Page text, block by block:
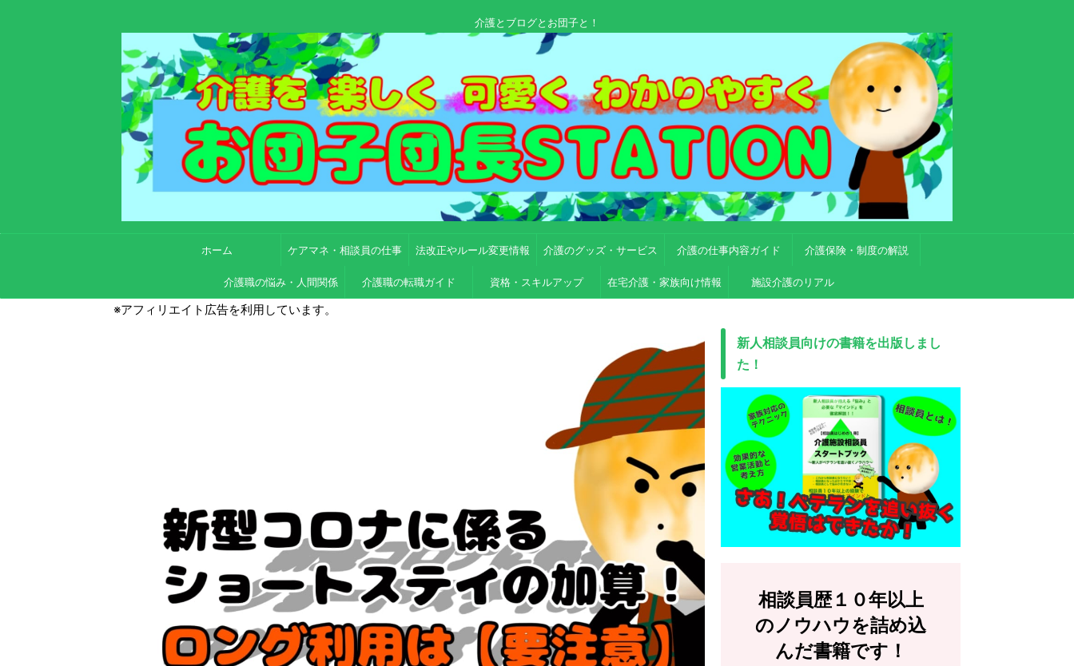
介護とブログとお団子と！
ホーム ケアマネ・相談員の仕事 法改正やルール変更情報 介護のグッズ・サービス 介護の仕事内容ガイド 介護保険・制度の解説
介護職の悩み・人間関係 介護職の転職ガイド 資格・スキルアップ 在宅介護・家族向け情報 施設介護のリアル
※アフィリエイト広告を利用しています。
新人相談員向けの書籍を出版しまし
た！
相談員歴１０年以上
のノウハウを詰め込
んだ書籍です！